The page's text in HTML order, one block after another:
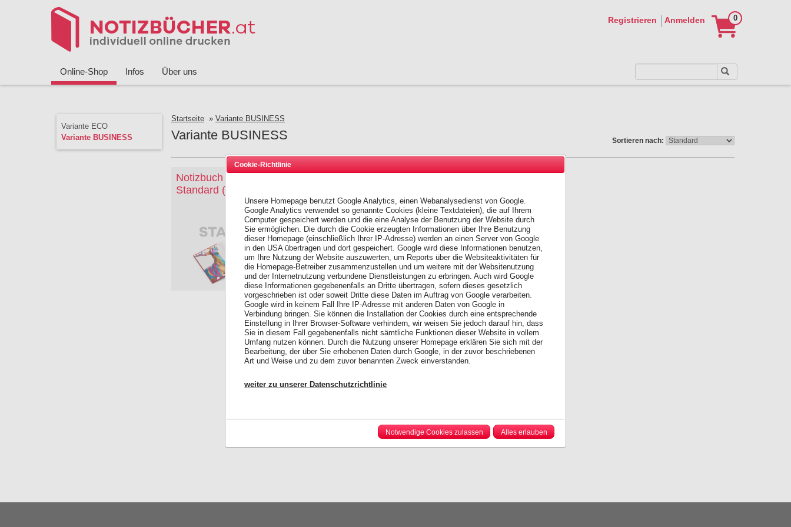
Registrieren Anmelden 0
Online-Shop Infos Über uns
Variante ECO
Variante BUSINESS
Startseite » Variante BUSINESS
Variante BUSINESS Sortieren nach:
Notizbuch BUSINESS
Standard (A4)
Cookie-Richtlinie
Unsere Homepage benutzt Google Analytics, einen Webanalysedienst von Google.
Google Analytics verwendet so genannte Cookies (kleine Textdateien), die auf Ihrem
Computer gespeichert werden und die eine Analyse der Benutzung der Website durch
Sie ermöglichen. Die durch die Cookie erzeugten Informationen über Ihre Benutzung
dieser Homepage (einschließlich Ihrer IP-Adresse) werden an einen Server von Google
in den USA übertragen und dort gespeichert. Google wird diese Informationen benutzen,
um Ihre Nutzung der Website auszuwerten, um Reports über die Websiteaktivitäten für
die Homepage-Betreiber zusammenzustellen und um weitere mit der Websitenutzung
und der Internetnutzung verbundene Dienstleistungen zu erbringen. Auch wird Google
diese Informationen gegebenenfalls an Dritte übertragen, sofern dieses gesetzlich
vorgeschrieben ist oder soweit Dritte diese Daten im Auftrag von Google verarbeiten.
Google wird in keinem Fall Ihre IP-Adresse mit anderen Daten von Google in
Verbindung bringen. Sie können die Installation der Cookies durch eine entsprechende
Einstellung in Ihrer Browser-Software verhindern, wir weisen Sie jedoch darauf hin, dass
Sie in diesem Fall gegebenenfalls nicht sämtliche Funktionen dieser Website in vollem
Umfang nutzen können. Durch die Nutzung unserer Homepage erklären Sie sich mit der
Bearbeitung, der über Sie erhobenen Daten durch Google, in der zuvor beschriebenen
Art und Weise und zu dem zuvor benannten Zweck einverstanden.
weiter zu unserer Datenschutzrichtlinie
Notwendige Cookies zulassen Alles erlauben